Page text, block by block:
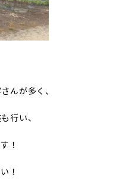
んが多く、
行い、
！
！